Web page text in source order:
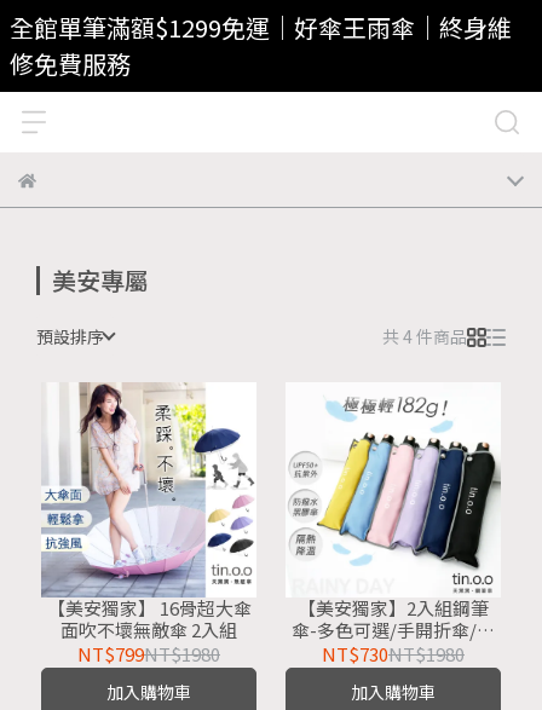
全館單筆滿額$1299免運｜好傘王雨傘｜終身維
修免費服務
美安專屬
預設排序 共 4 件商品
【美安獨家】 16骨超大傘
面吹不壞無敵傘 2入組
NT$799NT$1980
加入購物車
【美安獨家】2入組鋼筆
傘-多色可選/手開折傘/黑
膠布/摺疊傘/小雨傘/輕量
傘/折疊傘
NT$730NT$1980
加入購物車